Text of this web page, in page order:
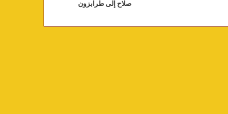
صلاح إلى طرابزون